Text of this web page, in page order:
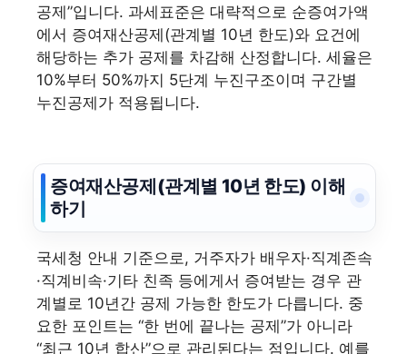
공제”입니다. 과세표준은 대략적으로 순증여가액
에서 증여재산공제(관계별 10년 한도)와 요건에
해당하는 추가 공제를 차감해 산정합니다. 세율은
10%부터 50%까지 5단계 누진구조이며 구간별
누진공제가 적용됩니다.
증여재산공제(관계별 10년 한도) 이해
하기
국세청 안내 기준으로, 거주자가 배우자·직계존속
·직계비속·기타 친족 등에게서 증여받는 경우 관
계별로 10년간 공제 가능한 한도가 다릅니다. 중
요한 포인트는 “한 번에 끝나는 공제”가 아니라
“최근 10년 합산”으로 관리된다는 점입니다. 예를